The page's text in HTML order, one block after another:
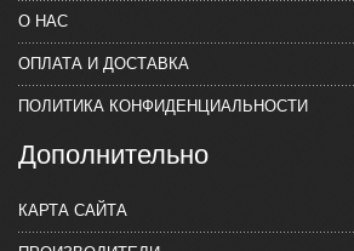
О НАС
ОПЛАТА И ДОСТАВКА
ПОЛИТИКА КОНФИДЕНЦИАЛЬНОСТИ
Дополнительно
КАРТА САЙТА